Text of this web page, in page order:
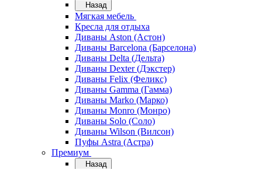
Назад
Мягкая мебель
Кресла для отдыха
Диваны Aston (Астон)
Диваны Barcelona (Барселона)
Диваны Delta (Дельта)
Диваны Dexter (Дэкстер)
Диваны Felix (Феликс)
Диваны Gamma (Гамма)
Диваны Marko (Марко)
Диваны Monro (Монро)
Диваны Solo (Соло)
Диваны Wilson (Вилсон)
Пуфы Astra (Астра)
Премиум
Назад